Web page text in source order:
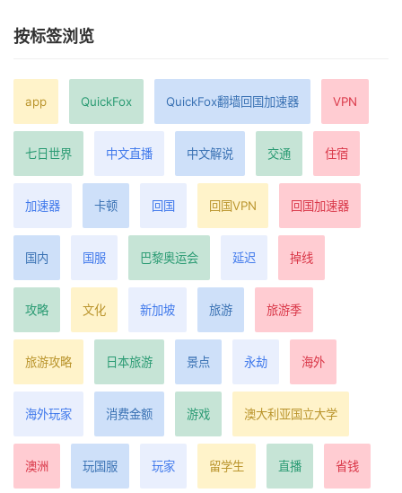
按标签浏览
app QuickFox QuickFox翻墙回国加速器 VPN
七日世界 中文直播 中文解说 交通 住宿
加速器 卡顿 回国 回国VPN 回国加速器
国内 国服 巴黎奥运会 延迟 掉线
攻略 文化 新加坡 旅游 旅游季
旅游攻略 日本旅游 景点 永劫 海外
海外玩家 消费金额 游戏 澳大利亚国立大学
澳洲 玩国服 玩家 留学生 直播 省钱